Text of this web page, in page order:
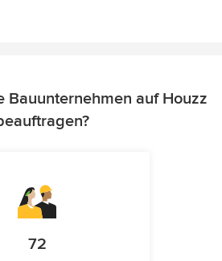
Bauunternehmen auf Houzz
72